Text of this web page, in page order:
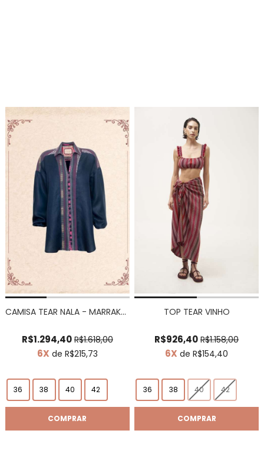
CAMISA TEAR NALA - MARRAKESH E TEAR
R$1.294,40 R$1.618,00
6X de R$215,73
36 38 40 42
COMPRAR
TOP TEAR VINHO
R$926,40 R$1.158,00
6X de R$154,40
36 38 40 42
COMPRAR